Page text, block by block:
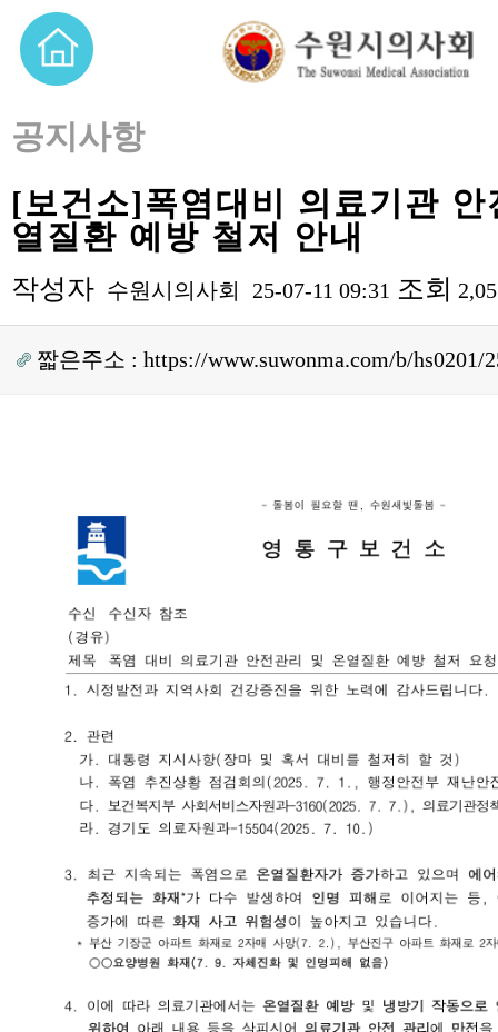
공지사항
[보건소]폭염대비 의료기관 안
열질환 예방 철저 안내
작성자 수원시의사회 25-07-11 09:31 조회
짧은주소 : https://www.suwonma.com/b/hs0201/